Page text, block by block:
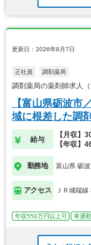
更新日：2026年8月7日
正社員 調剤薬局
調剤薬局の薬剤師求人
【富山県砺波
域に根差した調
給与
【月収】
【年収】
勤務地 富山県 砺
アクセス ＪＲ城端
年収550万円以上可 車通